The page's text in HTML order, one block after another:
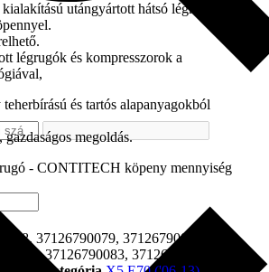
utángyártott hátsó légrugó
légrugók és kompresszorok a
és tartós alapanyagokból
megoldás.
- CONTITECH köpeny mennyiség
37126790079, 37126790080,
37126790083, 37126783419,